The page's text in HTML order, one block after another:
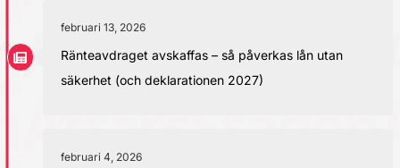
februari 13, 2026
Ränteavdraget avskaffas – så påverkas lån utan
säkerhet (och deklarationen 2027)
februari 4, 2026